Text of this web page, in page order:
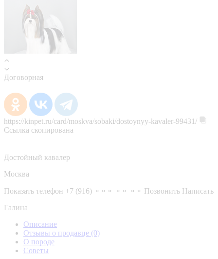
Договорная
https://kinpet.ru/card/moskva/sobaki/dostoynyy-kavaler-99431/
Ссылка скопирована
Достойный кавалер
Москва
Показать телефон +7 (916) ⚬⚬⚬ ⚬⚬ ⚬⚬ Позвонить Написать
Галина
Описание
Отзывы о продавце (0)
О породе
Советы